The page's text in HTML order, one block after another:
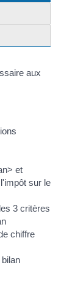
aux
et
sur le
3 critères
chiffre